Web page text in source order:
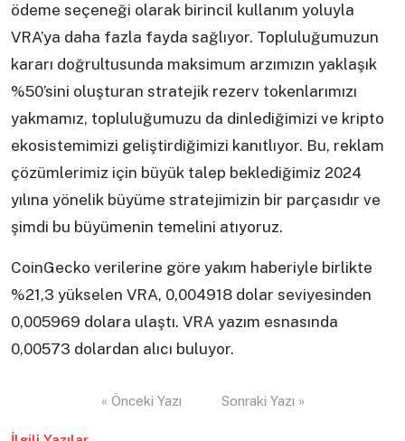
ödeme seçeneği olarak birincil kullanım yoluyla
VRA’ya daha fazla fayda sağlıyor. Topluluğumuzun
kararı doğrultusunda maksimum arzımızın yaklaşık
%50’sini oluşturan stratejik rezerv tokenlarımızı
yakmamız, topluluğumuzu da dinlediğimizi ve kripto
ekosistemimizi geliştirdiğimizi kanıtlıyor. Bu, reklam
çözümlerimiz için büyük talep beklediğimiz 2024
yılına yönelik büyüme stratejimizin bir parçasıdır ve
şimdi bu büyümenin temelini atıyoruz.
CoinGecko verilerine göre yakım haberiyle birlikte
%21,3 yükselen VRA, 0,004918 dolar seviyesinden
0,005969 dolara ulaştı. VRA yazım esnasında
0,00573 dolardan alıcı buluyor.
« Önceki Yazı Sonraki Yazı »